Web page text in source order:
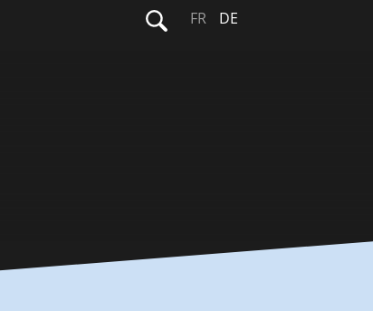
Suchen
nach:
FR DE